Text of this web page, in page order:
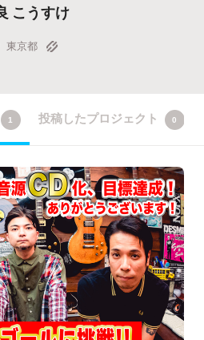
こうすけ
東京都
1 投稿したプロジェクト 0